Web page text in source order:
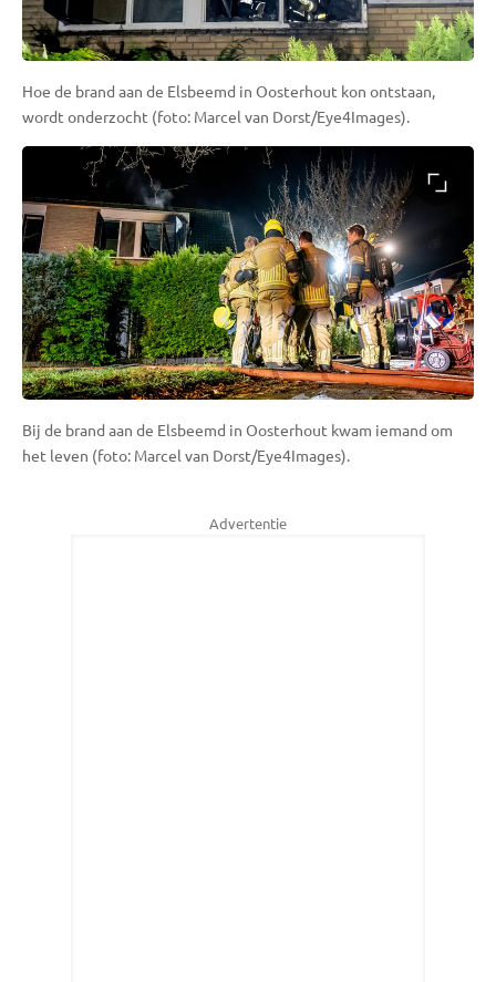
Hoe de brand aan de Elsbeemd in Oosterhout kon ontstaan,
wordt onderzocht (foto: Marcel van Dorst/Eye4Images).
Bij de brand aan de Elsbeemd in Oosterhout kwam iemand om
het leven (foto: Marcel van Dorst/Eye4Images).
Advertentie